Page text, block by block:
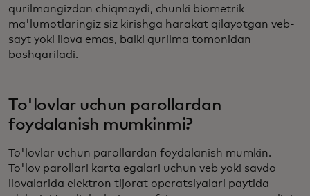
qurilmangizdan chiqmaydi, chunki biometrik
ma'lumotlaringiz siz kirishga harakat qilayotgan veb-
sayt yoki ilova emas, balki qurilma tomonidan
boshqariladi.
To'lovlar uchun parollardan
foydalanish mumkinmi?
To'lovlar uchun parollardan foydalanish mumkin.
To'lov parollari karta egalari uchun veb yoki savdo
ilovalarida elektron tijorat operatsiyalari paytida